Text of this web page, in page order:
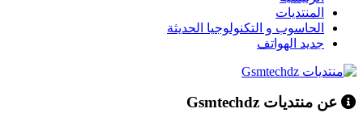
المنتديات
الحاسوب و التكنولوجيا الحديثة
جديد الهواتف
عن منتديات Gsmtechdz